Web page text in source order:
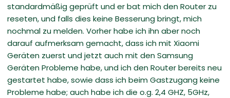
standardmäßig geprüft und er bat mich den Router zu
reseten, und falls dies keine Besserung bringt, mich
nochmal zu melden. Vorher habe ich ihn aber noch
darauf aufmerksam gemacht, dass ich mit Xiaomi
Geräten zuerst und jetzt auch mit den Samsung
Geräten Probleme habe, und ich den Router bereits neu
gestartet habe, sowie dass ich beim Gastzugang keine
Probleme habe; auch habe ich die o.g. 2,4 GHZ, 5GHz,